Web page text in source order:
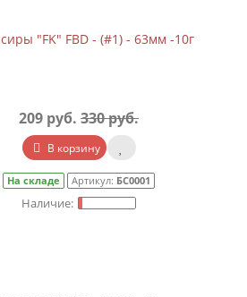
"FK" FBD - (#1) - 63мм -10г
209 руб. 330 руб.
В корзину
На складе Артикул: БС0001